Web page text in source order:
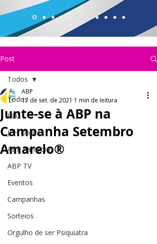
Post
Todos
PEC
JPH Online
ABP na Mídia
ABP TV
Eventos
Campanhas
Sorteios
Orgulho de ser Psiquiatra
Todos
Junte-se à ABP na
Campanha Setembro
Amarelo®
ABP
17 de set. de 2021 1 min de leitura